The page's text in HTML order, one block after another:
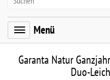
Menü
Garanta Natur
Duo-